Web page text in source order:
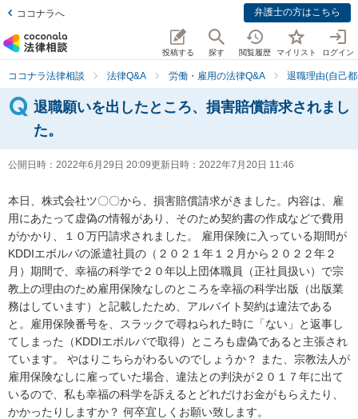
ココナラへ 弁護士の方はこちら
投稿する 探す 閲覧履歴 マイリスト ログイン
ココナラ法律相談 法律Q&A 労働・雇用の法律Q&A 退職理由(自己
退職願いを出したところ、損害賠償請求されまし
た。
公開日時： 2022年6月29日 20:09更新日時： 2022年7月20日 11:46
本日、株式会社ツ〇〇から、損害賠償請求がきました。内容は、雇
用にあたって虚偽の情報があり、そのため契約書の作成などで費用
がかかり、１０万円請求されました。 雇用保険に入っている期間が
KDDIエボルバの派遣社員の（２０２１年１２月から２０２２年２
月）期間で、幸福の科学で２０年以上団体職員（正社員扱い）で宗
教上の理由のため雇用保険なしのところを幸福の科学出版（出版業
務はしています）と記載したため、アルバイト契約は違法である
と。雇用保険番号を、スラックで尋ねられた時に「ない」と返事し
てしまった（KDDIエボルバで取得）ところも虚偽であると主張され
ています。 やはりこちらがわるいのでしょうか？ また、宗教法人が
雇用保険なしに雇っていた場合、違法との判決が２０１７年に出て
いるので、私も幸福の科学を訴えるとどれだけお金がもらえたり、
かかったりしますか？ 何卒宜しくお願い致します。